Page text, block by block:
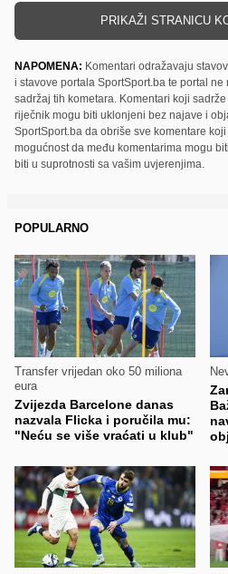
PRIKAŽI STRANICU
NAPOMENA: Komentari odražavaju
i stavove portala SportSport.ba te portal
sadržaj tih kometara. Komentari koji
riječnik mogu biti uklonjeni bez najave i
SportSport.ba da obriše sve komentare
mogućnost da među komentarima mogu
biti u suprotnosti sa vašim uvjerenjima.
POPULARNO
Transfer vrijedan oko 50 miliona
eura
Zvijezda Barcelone danas
nazvala Flicka i poručila mu:
"Neću se više vraćati u klub"